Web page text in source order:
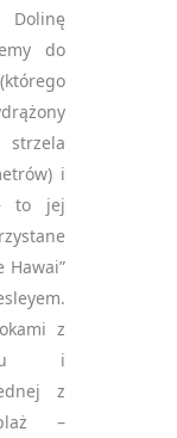
do
i
to jej
Hawai”
z
i
z
–